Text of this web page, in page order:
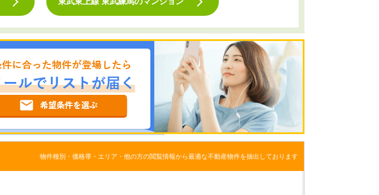
物件種別・価格帯・エリア・他の方の閲覧情報から最適な不動産物件を抽出しております